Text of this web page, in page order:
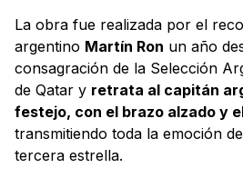
La obra fue realizada por el
argentino Martín Ron un año
consagración de la Selección
de Qatar y retrata al capitán
festejo, con el brazo alzado y
transmitiendo toda la emoción
tercera estrella.